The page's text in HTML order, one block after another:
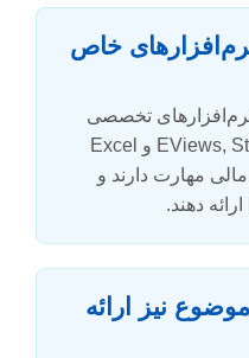
نرم‌افزارهای خاص
تخصصی
مانند EViews, Stata, R, Python, SPSS و Excel
مهارت دارند و
دهند.
نیز ارائه